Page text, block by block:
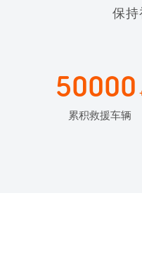
保
50000
累积救援车辆